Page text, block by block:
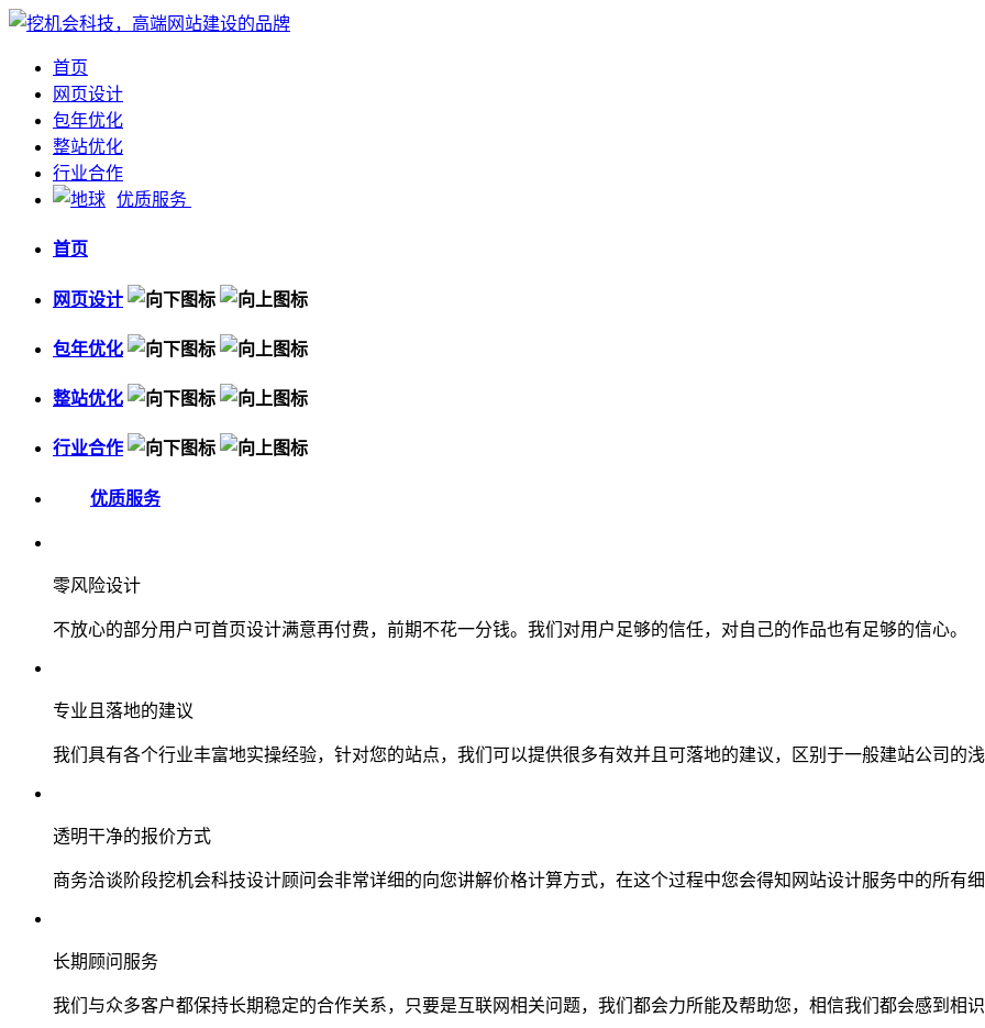
首页
网页设计
包年优化
整站优化
行业合作
优质服务
首页
网页设计
包年优化
整站优化
行业合作
优质服务
零风险设计
不放心的部分用户可首页设计满意再付费，前期不花一分钱。我们对用户足够的信任，对自己的作品也有足够的信心。
专业且落地的建议
我们具有各个行业丰富地实操经验，针对您的站点，我们可以提供很多有效并且可落地的建议，区别于一般建站公司的
透明干净的报价方式
商务洽谈阶段挖机会科技设计顾问会非常详细的向您讲解价格计算方式，在这个过程中您会得知网站设计服务中的所有
长期顾问服务
我们与众多客户都保持长期稳定的合作关系，只要是互联网相关问题，我们都会力所能及帮助您，相信我们都会感到相